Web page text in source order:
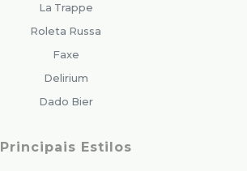
La Trappe
Roleta Russa
Faxe
Delirium
Dado Bier
Principais Estilos